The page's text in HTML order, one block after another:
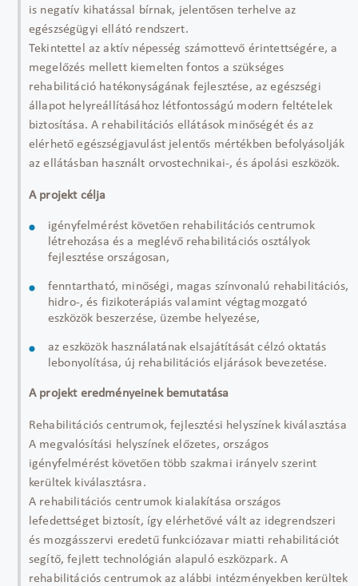
is negatív kihatással bírnak, jelentősen terhelve az
egészségügyi ellátó rendszert.
Tekintettel az aktív népesség számottevő érintettségére, a
megelőzés mellett kiemelten fontos a szükséges
rehabilitáció hatékonyságának fejlesztése, az egészségi
állapot helyreállításához létfontosságú modern feltételek
biztosítása. A rehabilitációs ellátások minőségét és az
elérhető egészségjavulást jelentős mértékben befolyásolják
az ellátásban használt orvostechnikai-, és ápolási eszközök.
A projekt célja
igényfelmérést követően rehabilitációs centrumok
létrehozása és a meglévő rehabilitációs osztályok
fejlesztése országosan,
fenntartható, minőségi, magas színvonalú rehabilitációs,
hidro-, és fizikoterápiás valamint végtagmozgató
eszközök beszerzése, üzembe helyezése,
az eszközök használatának elsajátítását célzó oktatás
lebonyolítása, új rehabilitációs eljárások bevezetése.
A projekt eredményeinek bemutatása
Rehabilitációs centrumok, fejlesztési helyszínek kiválasztása
A megvalósítási helyszínek előzetes, országos
igényfelmérést követően több szakmai irányelv szerint
kerültek kiválasztásra.
A rehabilitációs centrumok kialakítása országos
lefedettséget biztosít, így elérhetővé vált az idegrendszeri
és mozgásszervi eredetű funkciózavar miatti rehabilitációt
segítő, fejlett technológián alapuló eszközpark. A
rehabilitációs centrumok az alábbi intézményekben kerültek